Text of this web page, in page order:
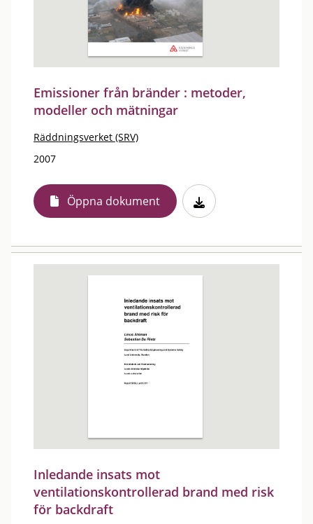
Emissioner från bränder : metoder,
modeller och mätningar
Räddningsverket (SRV)
2007
Öppna dokument
Inledande insats mot
ventilationskontrollerad brand med risk
för backdraft